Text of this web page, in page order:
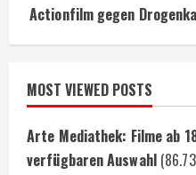
Actionfilm gegen
MOST VIEWED POSTS
Arte Mediathek: Filme ab
verfügbaren Auswahl